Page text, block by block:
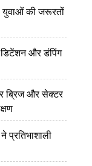
युवाओं की जरूरतों
डिटेंशन और डंपिंग
ब्रिज और सेक्टर
प्रतिभाशाली